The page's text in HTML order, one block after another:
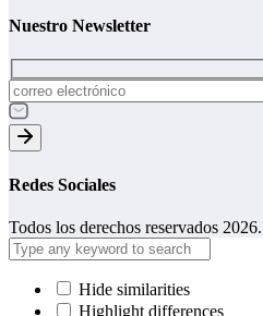
Nuestro Newsletter
Redes Sociales
Todos los derechos reservados 2026.
Hide similarities
Highlight differences